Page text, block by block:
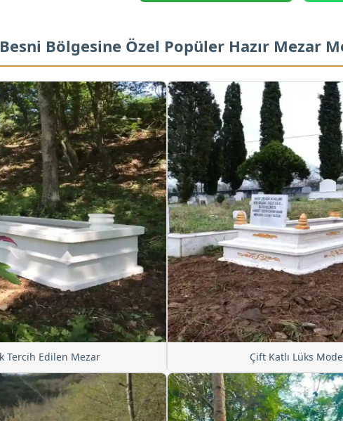
Besni Bölgesine Özel Popüler Hazır Mezar
Tercih Edilen Mezar Çift Katlı Lüks